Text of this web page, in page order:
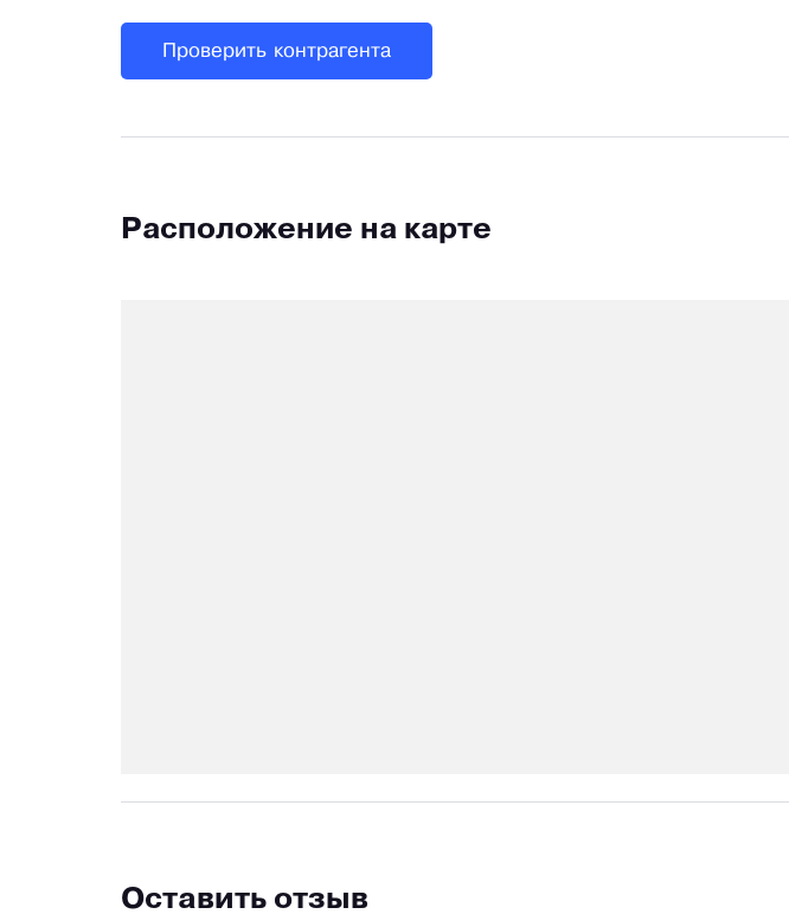
Проверить контрагента
Расположение на карте
Оставить отзыв